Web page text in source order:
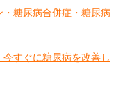
糖尿病合併症・糖尿病
すぐに糖尿病を改善し